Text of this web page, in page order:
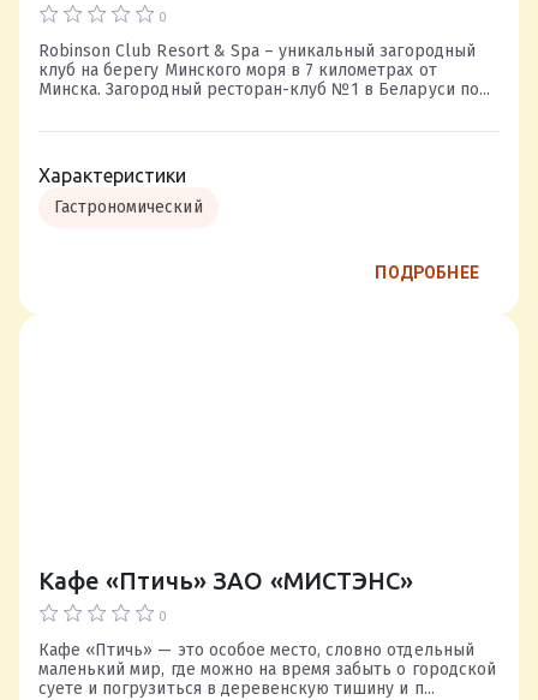
0
Robinson Club Resort & Spa – уникальный загородный
клуб на берегу Минского моря в 7 километрах от
Минска. Загородный ресторан-клуб №1 в Беларуси по...
Характеристики
Гастрономический
ПОДРОБНЕЕ
Кафе «Птичь» ЗАО «МИСТЭНС»
0
Кафе «Птичь» — это особое место, словно отдельный
маленький мир, где можно на время забыть о городской
суете и погрузиться в деревенскую тишину и п...